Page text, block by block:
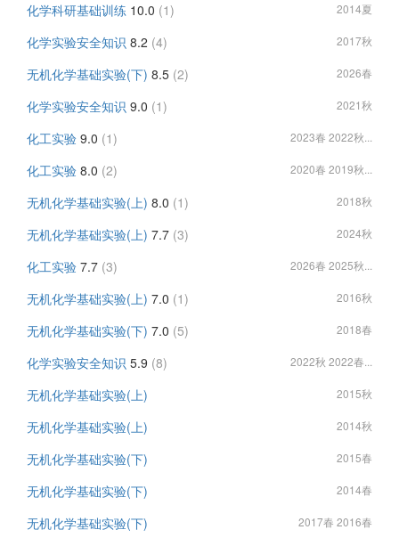
化学科研基础训练 10.0 (1) 2014夏
化学实验安全知识 8.2 (4) 2017秋
无机化学基础实验(下) 8.5 (2) 2026春
化学实验安全知识 9.0 (1) 2021秋
化工实验 9.0 (1) 2023春 2022秋...
化工实验 8.0 (2) 2020春 2019秋...
无机化学基础实验(上) 8.0 (1) 2018秋
无机化学基础实验(上) 7.7 (3) 2024秋
化工实验 7.7 (3) 2026春 2025秋...
无机化学基础实验(上) 7.0 (1) 2016秋
无机化学基础实验(下) 7.0 (5) 2018春
化学实验安全知识 5.9 (8) 2022秋 2022春...
无机化学基础实验(上) 2015秋
无机化学基础实验(上) 2014秋
无机化学基础实验(下) 2015春
无机化学基础实验(下) 2014春
无机化学基础实验(下) 2017春 2016春